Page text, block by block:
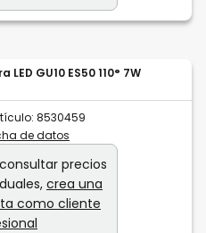
GU10 ES50 110° 7W
8530459
de datos
precios
crea una
como cliente